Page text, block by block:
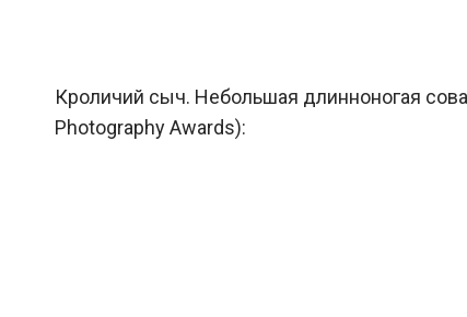
Кроличий сыч. Небольшая длинноногая
Photography Awards):